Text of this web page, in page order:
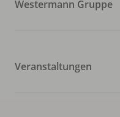
Westermann Gruppe
Veranstaltungen